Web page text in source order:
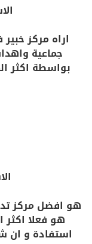
اراه مركز
جماعية
بواسطة اكثر
هو افضل مركز
هو فعلا اكثر
استفادة و ان